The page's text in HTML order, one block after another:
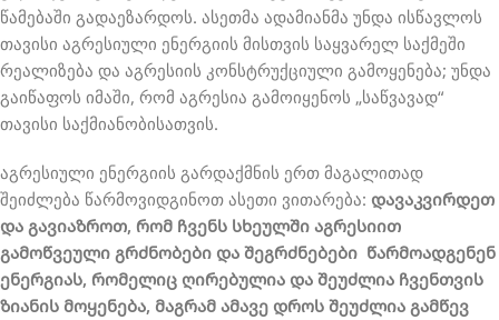
წამებაში გადაეზარდოს. ასეთმა ადამიანმა უნდა ისწავლოს
თავისი აგრესიული ენერგიის მისთვის საყვარელ საქმეში
რეალიზება და აგრესიის კონსტრუქციული გამოყენება; უნდა
გაიწაფოს იმაში, რომ აგრესია გამოიყენოს „საწვავად“
თავისი საქმიანობისათვის.
აგრესიული ენერგიის გარდაქმნის ერთ მაგალითად
შეიძლება წარმოვიდგინოთ ასეთი ვითარება: დავაკვირდეთ
და გავიაზროთ, რომ ჩვენს სხეულში აგრესიით
გამოწვეული გრძნობები და შეგრძნებები წარმოადგენენ
ენერგიას, რომელიც ღირებულია და შეუძლია ჩვენთვის
ზიანის მოყენება, მაგრამ ამავე დროს შეუძლია გამწევ